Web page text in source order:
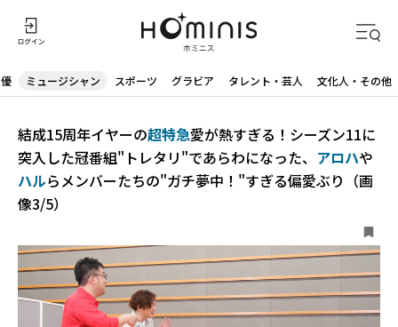
ミュージシャン スポーツ グラビア タレント・芸人 文化人・その他
結成15周年イヤーの超特急愛が熱すぎる！シーズン11に
突入した冠番組"トレタリ"であらわになった、 アロハや
ハルらメンバーたちの"ガチ夢中！"すぎる偏愛ぶり（画
像3/5）